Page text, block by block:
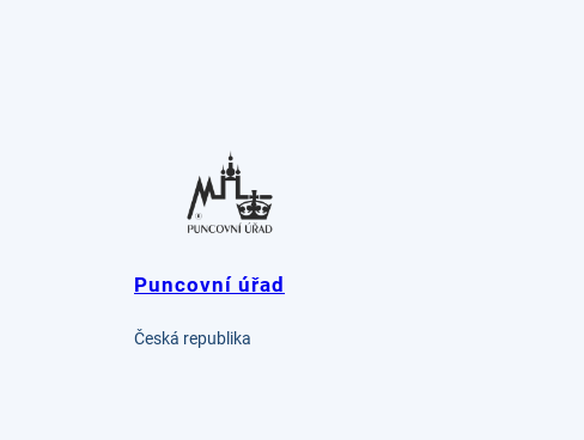
Puncovní úřad
Česká republika